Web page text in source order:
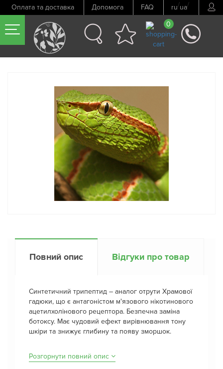
Оплата та доставка Допомога FAQ ru/ua/
0
Попередній товар Наступний товар
Повний опис Відгуки про товар
Синтетичний трипептид – аналог отрути Храмової
гадюки, що є антагоністом м'язового нікотинового
ацетилхолінового рецептора. Безпечна заміна
ботоксу. Має чудовий ефект вирівнювання тону
шкіри та знижує глибину та появу зморшок.
Розгорнути повний опис